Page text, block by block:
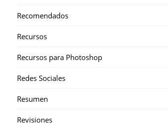
Recomendados
Recursos
Recursos para Photoshop
Redes Sociales
Resumen
Revisiones